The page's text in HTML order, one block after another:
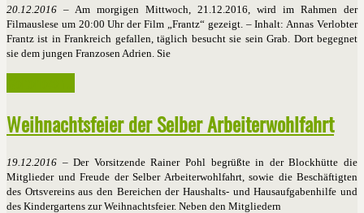
20.12.2016 – Am morgigen Mittwoch, 21.12.2016, wird im Rahmen der
Filmauslese um 20:00 Uhr der Film „Frantz“ gezeigt. – Inhalt: Annas Verlobter
Frantz ist in Frankreich gefallen, täglich besucht sie sein Grab. Dort begegnet
sie dem jungen Franzosen Adrien. Sie
Weihnachtsfeier der Selber Arbeiterwohlfahrt
19.12.2016 – Der Vorsitzende Rainer Pohl begrüßte in der Blockhütte die
Mitglieder und Freude der Selber Arbeiterwohlfahrt, sowie die Beschäftigten
des Ortsvereins aus den Bereichen der Haushalts- und Hausaufgabenhilfe und
des Kindergartens zur Weihnachtsfeier. Neben den Mitgliedern